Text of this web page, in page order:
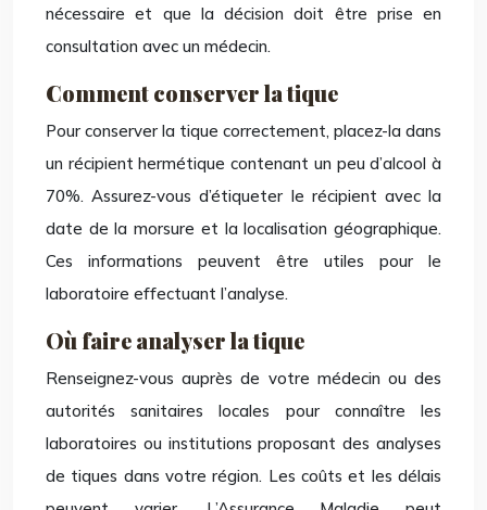
nécessaire et que la décision doit être prise en
consultation avec un médecin.
Comment conserver la tique
Pour conserver la tique correctement, placez-la dans
un récipient hermétique contenant un peu d’alcool à
70%. Assurez-vous d’étiqueter le récipient avec la
date de la morsure et la localisation géographique.
Ces informations peuvent être utiles pour le
laboratoire effectuant l’analyse.
Où faire analyser la tique
Renseignez-vous auprès de votre médecin ou des
autorités sanitaires locales pour connaître les
laboratoires ou institutions proposant des analyses
de tiques dans votre région. Les coûts et les délais